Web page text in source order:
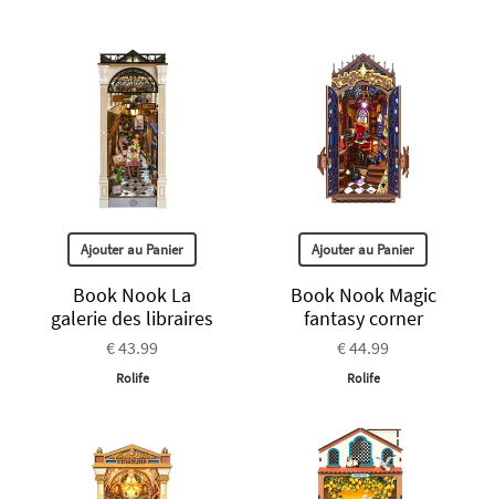
Ajouter au Panier
Book Nook La
galerie des libraires
€ 43.99
Rolife
Ajouter au Panier
Book Nook Magic
fantasy corner
€ 44.99
Rolife